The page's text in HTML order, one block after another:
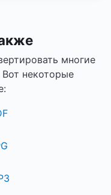
многие
некоторые